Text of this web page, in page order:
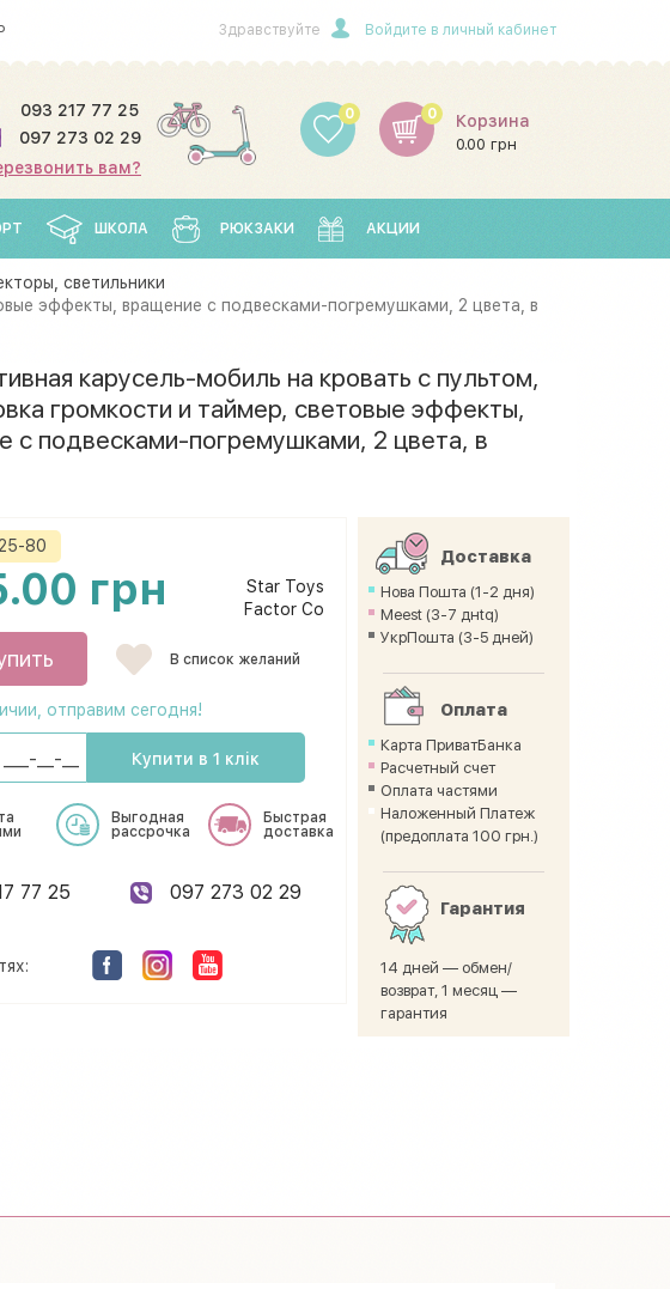
Здравствуйте Войдите в личный кабинет
093 217 77 25
097 273 02 29
вам?
0 Корзина
0.00 грн
0
ШКОЛА РЮКЗАКИ АКЦИИ
светильники
эффекты, вращение с подвесками-погремушками, 2 цвета, в
карусель-мобиль на кровать с пультом,
громкости и таймер, световые эффекты,
с подвесками-погремушками, 2 цвета, в
80
грн
Star Toys
Factor Co
В список желаний
отправим сегодня!
Купити в 1 клік
Выгодная
рассрочка
Быстрая
доставка
77 25 097 273 02 29
Доставка
Нова Пошта (1-2 дня)
Meest (3-7 днtq)
УкрПошта (3-5 дней)
Оплата
Карта ПриватБанка
Расчетный счет
Оплата частями
Наложенный Платеж
(предоплата 100 грн.)
Гарантия
14 дней — обмен/
возврат, 1 месяц —
гарантия